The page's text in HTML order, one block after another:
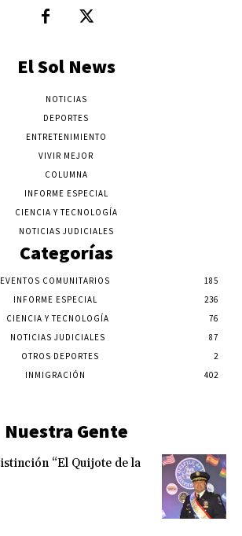
El Sol News
NOTICIAS
DEPORTES
ENTRETENIMIENTO
VIVIR MEJOR
COLUMNA
INFORME ESPECIAL
CIENCIA Y TECNOLOGÍA
NOTICIAS JUDICIALES
Categorías
EVENTOS COMUNITARIOS
185
INFORME ESPECIAL
236
CIENCIA Y TECNOLOGÍA
76
NOTICIAS JUDICIALES
87
OTROS DEPORTES
2
INMIGRACIÓN
402
Nuestra Gente
“El Quijote de la